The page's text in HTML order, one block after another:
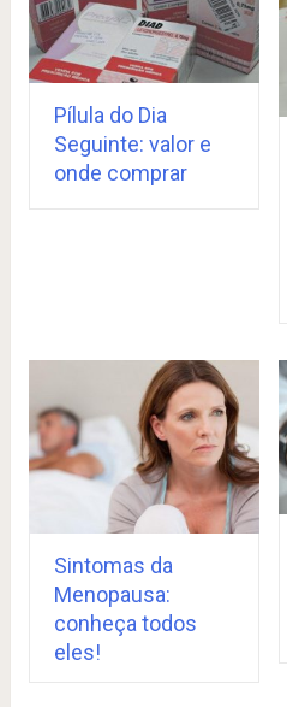
Pílula do Dia
Seguinte: valor e
onde comprar
Sintomas da
Menopausa:
conheça todos
eles!